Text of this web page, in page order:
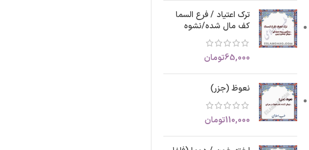
ترک اعتیاد / فرع السما
کف مال شده/نشوه
65,000تومان
نعوظ (جزر)
110,000تومان